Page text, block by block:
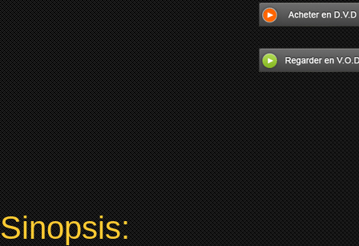
Sinopsis: